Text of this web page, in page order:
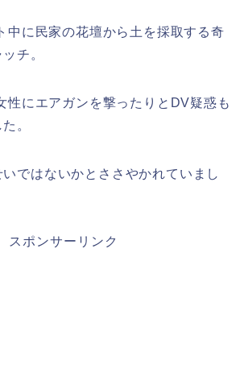
中に民家の花壇から土を採取する奇
チ。
性にエアガンを撃ったりとDV疑惑も
。
ではないかとささやかれていまし
スポンサーリンク